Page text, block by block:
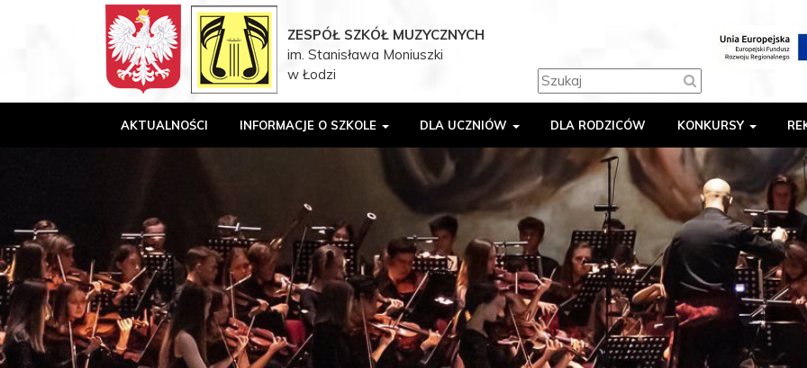
ZESPÓŁ SZKÓŁ MUZYCZNYCH
im. Stanisława Moniuszki
w Łodzi
AKTUALNOŚCI INFORMACJE O SZKOLE DLA UCZNIÓW DLA RODZICÓW KONKURSY